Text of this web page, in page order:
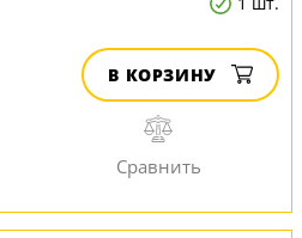
В КОРЗИНУ